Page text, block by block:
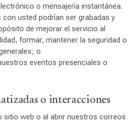
o mensajería instantánea.
usted podrían ser grabadas y
de mejorar el servicio al
formar, mantener la seguridad o
o
eventos presenciales o
o interacciones
sitio web o al abrir nuestros correos